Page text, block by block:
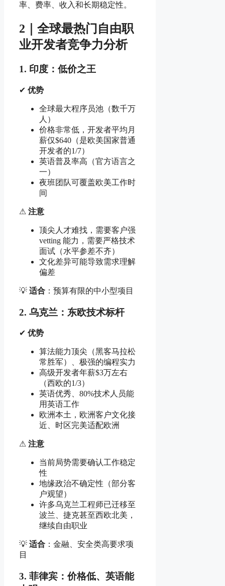
率、费率、收入和长期稳定性。
2｜全球最热门自由职
业开发者竞争力分析
1. 印度：低价之王
✔ 优势
全球最大程序员池（数千万
人）
价格非常低，开发者平均月
薪仅$640（是欧美国家普通
开发者的1/7）
英语普及率高（官方语言之
一）
夜班团队可覆盖欧美工作时
间
⚠ 注意
顶尖人才难找，需要客户强
vetting 能力，需要严格技术
面试（水平参差不齐）
文化差异可能导致需求理解
偏差
💡 适合 ：预算有限的中小型项目
2. 乌克兰：东欧技术标杆
✔ 优势
算法能力顶尖（黑客马拉松
常胜军）、极强的编程实力
高级开发者年薪$3万左右
（西欧的1/3）
英语优秀、80%技术人员能
用英语工作
欧洲本土，欧洲客户文化接
近、时区完美适配欧洲
⚠ 注意
当前局势需要确认工作稳定
性
地缘政治不确定性（部分客
户观望）
许多乌克兰工程师已迁移至
波兰、捷克甚至西欧北美，
继续自由职业
💡 适合 ：金融、安全类高要求项
目
3. 菲律宾：价格低、英语能